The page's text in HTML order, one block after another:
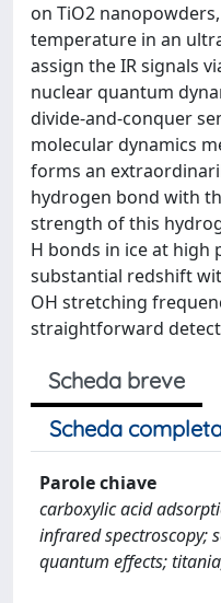
on TiO2
temperature in an
assign the IR signals
nuclear quantum
divide-and-conquer
molecular dynamics
forms an
hydrogen bond with
strength of this
H bonds in ice at high
substantial redshift
OH stretching
straightforward
Scheda breve
Scheda
Parole chiave
carboxylic acid
infrared spectroscopy;
quantum effects;